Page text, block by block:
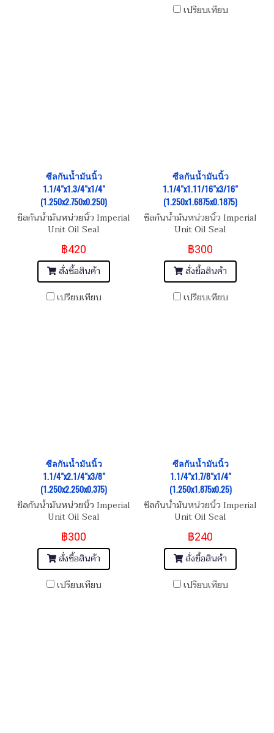
เปรียบเทียบ
ซีลกันน้ำมันนิ้ว
1.1/4"x1.3/4"x1/4"
(1.250x2.750x0.250)
ซีลกันน้ำมันหน่วยนิ้ว Imperial
Unit Oil Seal
฿420
สั่งซื้อสินค้า
เปรียบเทียบ
ซีลกันน้ำมันนิ้ว
1.1/4"x1.11/16"x3/16"
(1.250x1.6875x0.1875)
ซีลกันน้ำมันหน่วยนิ้ว Imperial
Unit Oil Seal
฿300
สั่งซื้อสินค้า
เปรียบเทียบ
ซีลกันน้ำมันนิ้ว
1.1/4"x2.1/4"x3/8"
(1.250x2.250x0.375)
ซีลกันน้ำมันหน่วยนิ้ว Imperial
Unit Oil Seal
฿300
สั่งซื้อสินค้า
เปรียบเทียบ
ซีลกันน้ำมันนิ้ว
1.1/4"x1.7/8"x1/4"
(1.250x1.875x0.25)
ซีลกันน้ำมันหน่วยนิ้ว Imperial
Unit Oil Seal
฿240
สั่งซื้อสินค้า
เปรียบเทียบ